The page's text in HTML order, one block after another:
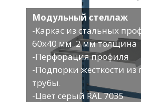
Модульный стеллаж
-Каркас из стальных
60х40 мм. 2 мм толщина
-Перфорация профиля
-Подпорки жесткости
трубы.
-Цвет серый RAL 7035